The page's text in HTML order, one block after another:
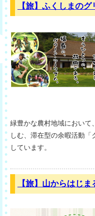
【旅】ふくしまの
緑豊かな農村地域において
しむ、滞在型の余暇活動
しています。
【旅】山からはじ